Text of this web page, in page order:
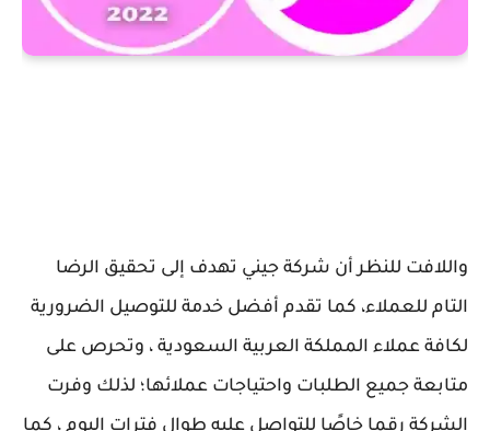
واللافت للنظر أن شركة جيني تهدف إلى تحقيق الرضا
التام للعملاء، كما تقدم أفضل خدمة للتوصيل الضرورية
لكافة عملاء المملكة العربية السعودية ، وتحرص على
متابعة جميع الطلبات واحتياجات عملائها؛ لذلك وفرت
الشركة رقما خاصًا للتواصل عليه طوال فترات اليوم ، كما